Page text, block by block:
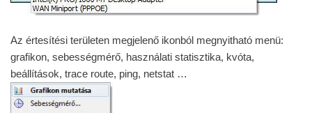
Az értesítési területen megjelenő ikonból megnyitható menü:
grafikon, sebességmérő, használati statisztika, kvóta,
beállítások, trace route, ping, netstat …